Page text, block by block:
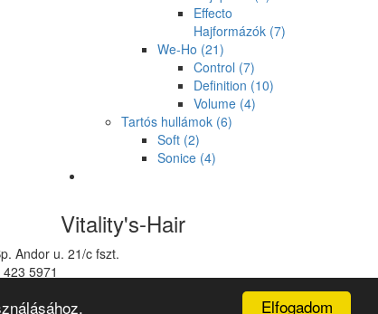
Elfogadom
Effecto
Hajformázók (7)
We-Ho (21)
Control (7)
Definition (10)
Volume (4)
Tartós hullámok (6)
Soft (2)
Sonice (4)
Vitality's-Hair
Andor u. 21/c fszt.
5971